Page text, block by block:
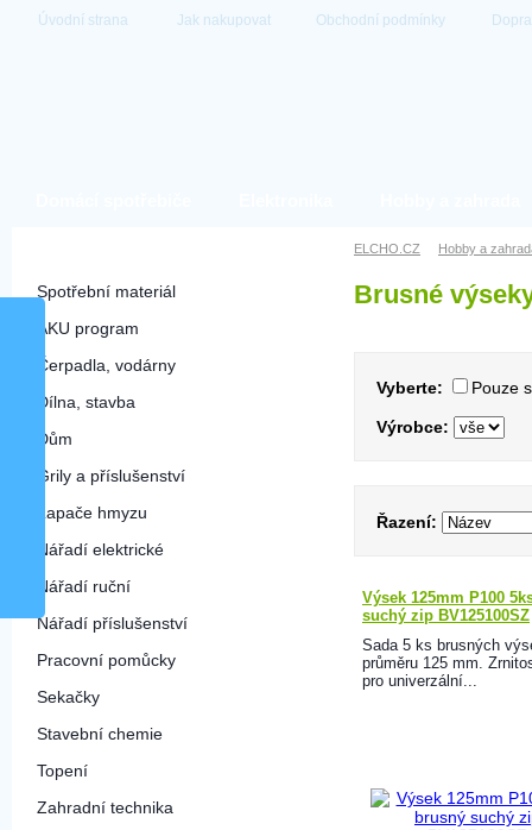
Úvodní strana Jak nakupovat Obchodní podmínky
Spotřební materiál
AKU program
Čerpadla, vodárny
Dílna, stavba
Dům
Grily a příslušenství
Lapače hmyzu
Nářadí elektrické
Nářadí ruční
Nářadí příslušenství
Pracovní pomůcky
Sekačky
Stavební chemie
Topení
Zahradní technika
ELCHO.CZ Hobby a
Brusné
Vyberte: Pouze
Výrobce:
Řazení:
Výsek 125mm P100
suchý zip BV125100SZ
Sada 5 ks brusných
průměru 125 mm.
pro univerzální...